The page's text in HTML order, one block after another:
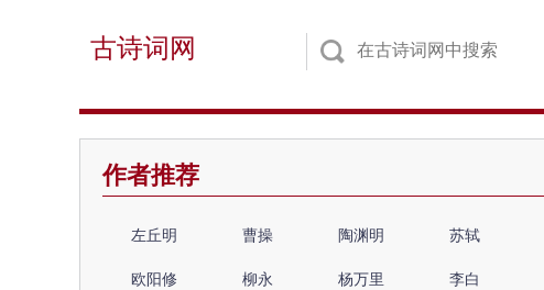
古诗词网
作者推荐
左丘明 曹操 陶渊明 苏轼
欧阳修 柳永 杨万里 李白